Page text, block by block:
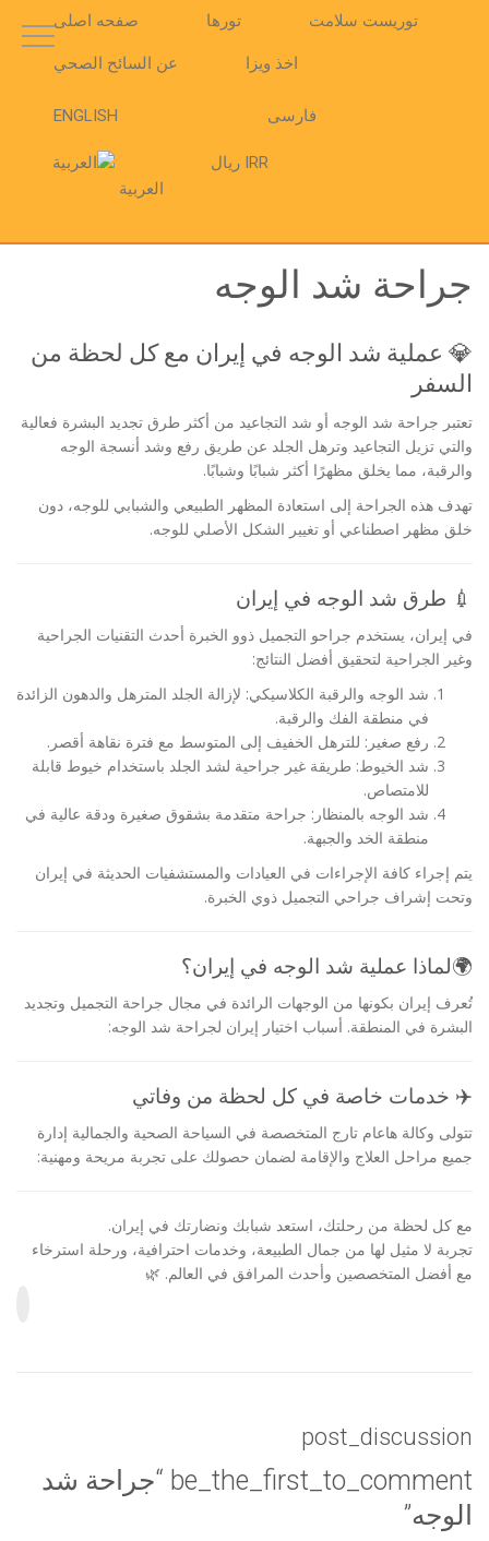
صفحه اصلی تورها توریست سلامت
عن السائح الصحي اخذ ویزا
ENGLISH فارسی
العربية
IRR ریال
جراحة شد الوجه
💎 عملية شد الوجه في إيران مع كل لحظة من
السفر
تعتبر جراحة شد الوجه أو شد التجاعيد من أكثر طرق تجديد البشرة فعالية
والتي تزيل التجاعيد وترهل الجلد عن طريق رفع وشد أنسجة الوجه
والرقبة، مما يخلق مظهرًا أكثر شبابًا وشبابًا.
تهدف هذه الجراحة إلى استعادة المظهر الطبيعي والشبابي للوجه، دون
خلق مظهر اصطناعي أو تغيير الشكل الأصلي للوجه.
💉 طرق شد الوجه في إيران
في إيران، يستخدم جراحو التجميل ذوو الخبرة أحدث التقنيات الجراحية
وغير الجراحية لتحقيق أفضل النتائج:
شد الوجه والرقبة الكلاسيكي: لإزالة الجلد المترهل والدهون الزائدة
في منطقة الفك والرقبة.
رفع صغير: للترهل الخفيف إلى المتوسط ​​مع فترة نقاهة أقصر.
شد الخيوط: طريقة غير جراحية لشد الجلد باستخدام خيوط قابلة
للامتصاص.
شد الوجه بالمنظار: جراحة متقدمة بشقوق صغيرة ودقة عالية في
منطقة الخد والجبهة.
يتم إجراء كافة الإجراءات في العيادات والمستشفيات الحديثة في إيران
وتحت إشراف جراحي التجميل ذوي الخبرة.
🌍لماذا عملية شد الوجه في إيران؟
تُعرف إيران بكونها من الوجهات الرائدة في مجال جراحة التجميل وتجديد
البشرة في المنطقة. أسباب اختيار إيران لجراحة شد الوجه:
✈️ خدمات خاصة في كل لحظة من وفاتي
تتولى وكالة هاعام تارج المتخصصة في السياحة الصحية والجمالية إدارة
جميع مراحل العلاج والإقامة لضمان حصولك على تجربة مريحة ومهنية:
مع كل لحظة من رحلتك، استعد شبابك ونضارتك في إيران.
تجربة لا مثيل لها من جمال الطبيعة، وخدمات احترافية، ورحلة استرخاء
مع أفضل المتخصصين وأحدث المرافق في العالم. 🌿
post_discussion
be_the_first_to_comment “جراحة شد
الوجه”